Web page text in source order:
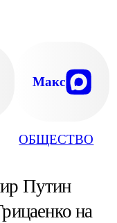
ОБЩЕСТВО
Макс
Путин
на